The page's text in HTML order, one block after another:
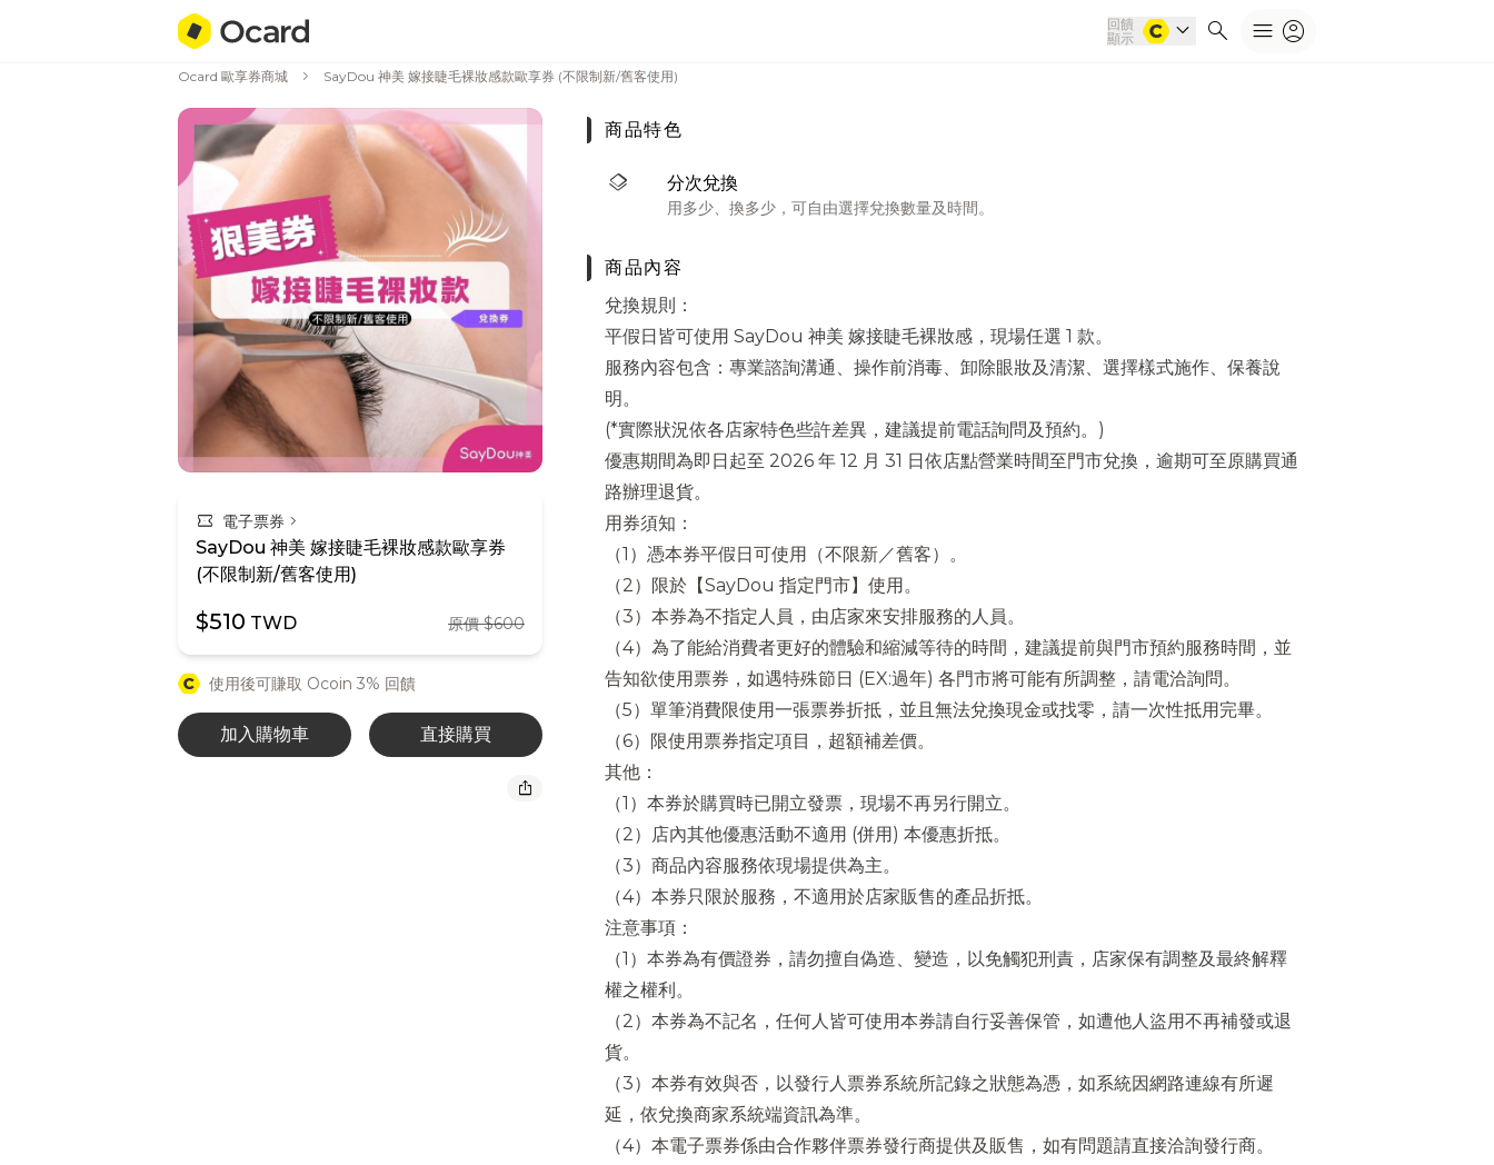
回饋
顯示
expand_more search menu account_circle
Ocard 歐享券商城 chevron_right SayDou 神美 嫁接睫毛裸妝感款歐享券 (不限制新/舊客使用)
confirmation_number 電子票券 chevron_right
SayDou 神美 嫁接睫毛裸妝感款歐享券
(不限制新/舊客使用)
$510 TWD 原價 $600
使用後可賺取 Ocoin 3% 回饋
加入購物車 直接購買
ios_share
商品特色
layers 分次兌換
用多少、換多少，可自由選擇兌換數量及時間。
商品內容
兌換規則：
平假日皆可使用 SayDou 神美 嫁接睫毛裸妝感，現場任選 1 款。
服務內容包含：專業諮詢溝通、操作前消毒、卸除眼妝及清潔、選擇樣式施作、保養說
明。
(*實際狀況依各店家特色些許差異，建議提前電話詢問及預約。)
優惠期間為即日起至 2026 年 12 月 31 日依店點營業時間至門市兌換，逾期可至原購買通
路辦理退貨。
用券須知：
（1）憑本券平假日可使用（不限新／舊客）。
（2）限於【SayDou 指定門市】使用。
（3）本券為不指定人員，由店家來安排服務的人員。
（4）為了能給消費者更好的體驗和縮減等待的時間，建議提前與門市預約服務時間，並
告知欲使用票券，如遇特殊節日 (EX:過年) 各門市將可能有所調整，請電洽詢問。
（5）單筆消費限使用一張票券折抵，並且無法兌換現金或找零，請一次性抵用完畢。
（6）限使用票券指定項目，超額補差價。
其他：
（1）本券於購買時已開立發票，現場不再另行開立。
（2）店內其他優惠活動不適用 (併用) 本優惠折抵。
（3）商品內容服務依現場提供為主。
（4）本券只限於服務，不適用於店家販售的產品折抵。
注意事項：
（1）本券為有價證券，請勿擅自偽造、變造，以免觸犯刑責，店家保有調整及最終解釋
權之權利。
（2）本券為不記名，任何人皆可使用本券請自行妥善保管，如遭他人盜用不再補發或退
貨。
（3）本券有效與否，以發行人票券系統所記錄之狀態為憑，如系統因網路連線有所遲
延，依兌換商家系統端資訊為準。
（4）本電子票券係由合作夥伴票券發行商提供及販售，如有問題請直接洽詢發行商。